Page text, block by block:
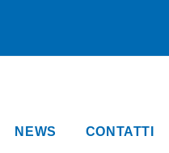
NEWS CONTATTI